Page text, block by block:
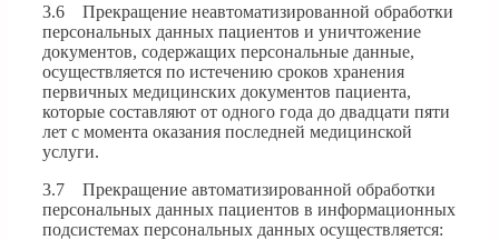
3.6 Прекращение неавтоматизированной обработки
персональных данных пациентов и уничтожение
документов, содержащих персональные данные,
осуществляется по истечению сроков хранения
первичных медицинских документов пациента,
которые составляют от одного года до двадцати пяти
лет с момента оказания последней медицинской
услуги.
3.7 Прекращение автоматизированной обработки
персональных данных пациентов в информационных
подсистемах персональных данных осуществляется: